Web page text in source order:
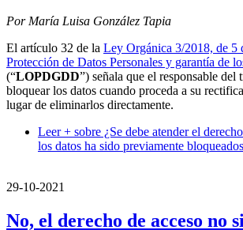
Por María Luisa González Tapia
El artículo 32 de la Ley Orgánica 3/2018, de 5
Protección de Datos Personales y garantía de
(“LOPDGDD”) señala que el responsable del
bloquear los datos cuando proceda a su
lugar de eliminarlos directamente.
Leer + sobre ¿Se debe atender el
los datos ha sido previamente
29-10-2021
No, el derecho de acceso no